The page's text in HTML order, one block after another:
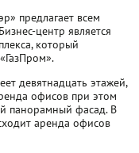
предлагает всем
центр является
который
девятнадцать этажей,
офисов при этом
панорамный фасад. В
аренда офисов